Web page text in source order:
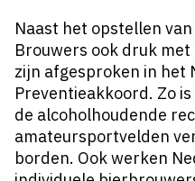
Naast het opstellen
Brouwers ook druk
zijn afgesproken in het
Preventieakkoord. Zo
de alcoholhoudende
amateursportvelden
borden. Ook werken